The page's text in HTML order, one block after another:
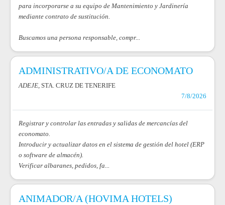
para incorporarse a su equipo de Mantenimiento y Jardinería
mediante contrato de sustitución.
Buscamos una persona responsable, compr...
ADMINISTRATIVO/A DE ECONOMATO
ADEJE, STA. CRUZ DE TENERIFE
7/8/2026
Registrar y controlar las entradas y salidas de mercancías del
economato.
Introducir y actualizar datos en el sistema de gestión del hotel (ERP
o software de almacén).
Verificar albaranes, pedidos, fa...
ANIMADOR/A (HOVIMA HOTELS)